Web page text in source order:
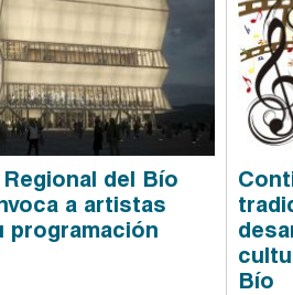
del Bío
a artistas
programación
Bío